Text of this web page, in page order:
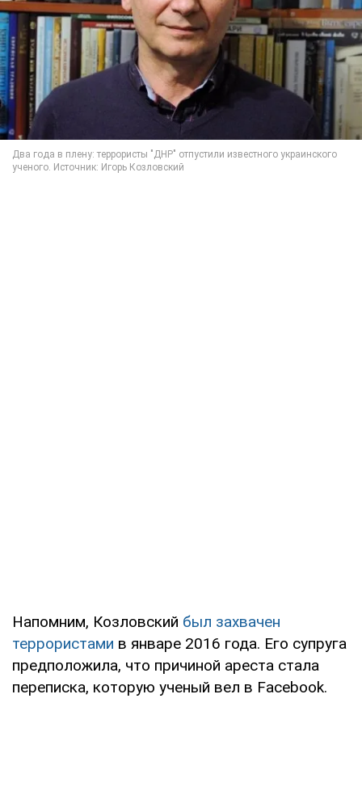
Напомним, Козловский был захвачен
террористами в январе 2016 года. Его супруга
предположила, что причиной ареста стала
переписка, которую ученый вел в Facebook.